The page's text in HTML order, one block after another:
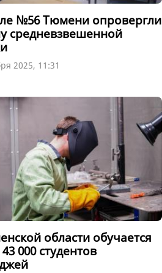
№56 Тюмени опровергли
средневзвешенной
2025, 11:31
области обучается
000 студентов